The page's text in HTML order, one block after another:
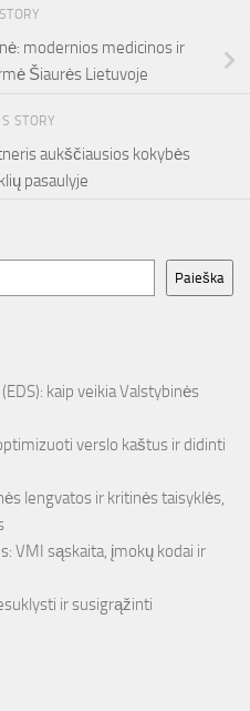
modernios medicinos ir
Šiaurės Lietuvoje
STORY
aukščiausios kokybės
pasaulyje
Paieška
kaip veikia Valstybinės
verslo kaštus ir didinti
lengvatos ir kritinės taisyklės,
VMI sąskaita, įmokų kodai ir
ir susigrąžinti